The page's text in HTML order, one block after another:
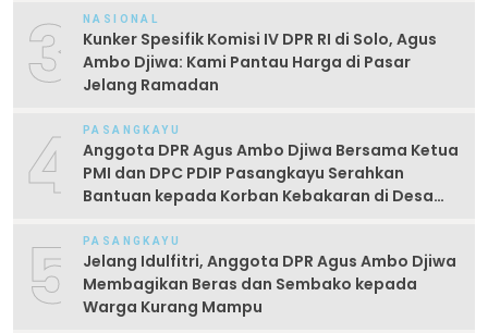
3 NASIONAL
Kunker Spesifik Komisi IV DPR RI di Solo, Agus
Ambo Djiwa: Kami Pantau Harga di Pasar
Jelang Ramadan
4 PASANGKAYU
Anggota DPR Agus Ambo Djiwa Bersama Ketua
PMI dan DPC PDIP Pasangkayu Serahkan
Bantuan kepada Korban Kebakaran di Desa
5 PASANGKAYU
Jelang Idulfitri, Anggota DPR Agus Ambo Djiwa
Membagikan Beras dan Sembako kepada
Warga Kurang Mampu